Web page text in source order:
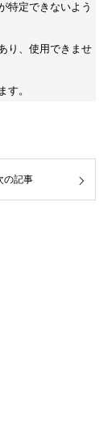
特定できないよう
り、使用できませ
す。
の記事